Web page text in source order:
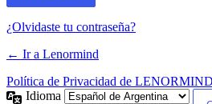
¿Olvidaste tu contraseña?
← Ir a Lenormind
Política de Privacidad de
Idioma